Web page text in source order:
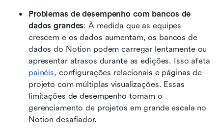
Problemas de desempenho com bancos de
dados grandes: À medida que as equipes
crescem e os dados aumentam, os bancos de
dados do Notion podem carregar lentamente ou
painéis, configurações relacionais e páginas de
projeto com múltiplas visualizações. Essas
limitações de desempenho tornam o
gerenciamento de projetos em grande escala no
Notion desafiador.